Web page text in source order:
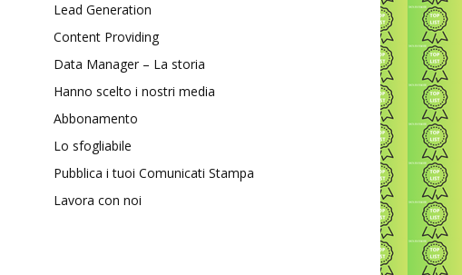
Lead Generation
Content Providing
Data Manager – La storia
Hanno scelto i nostri media
Abbonamento
Lo sfogliabile
Pubblica i tuoi Comunicati Stampa
Lavora con noi